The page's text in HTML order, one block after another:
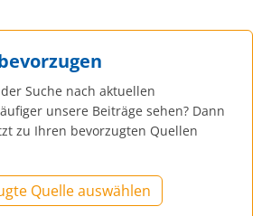
Suche nach aktuellen
unsere Beiträge sehen? Dann
zu Ihren bevorzugten Quellen
Quelle auswählen